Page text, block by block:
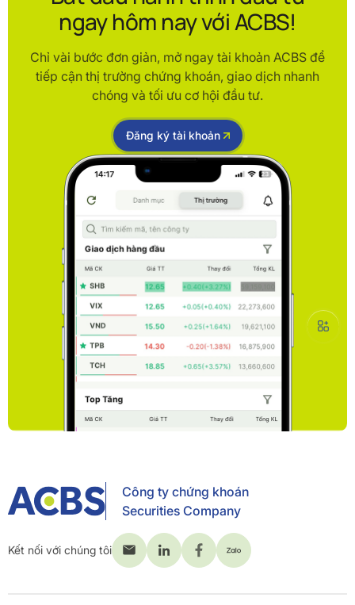
ngay hôm nay với ACBS!
Chỉ vài bước đơn giản, mở ngay tài khoản ACBS để
tiếp cận thị trường chứng khoán, giao dịch nhanh
chóng và tối ưu cơ hội đầu tư.
Đăng ký tài khoản
Công ty chứng khoán
Securities Company
Kết nối với chúng tôi